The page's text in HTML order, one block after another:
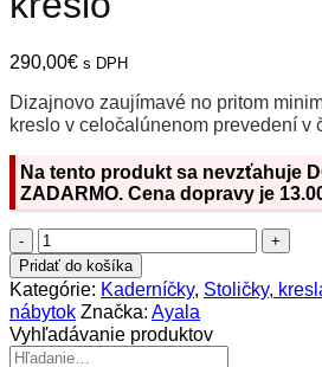
290,00€ s DPH
Dizajnovo zaujímavé no pritom
kreslo v celočalúnenom prevedení v
Na tento produkt sa nevzťahuje
ZADARMO. Cena dopravy je
množstvo
Super
Salon
Mille
Kadernícke
kreslo
Pridať do košíka
Kategórie: Kaderníčky, Stoličky,
nábytok Značka: Ayala
Vyhľadávanie produktov
Hľadať: